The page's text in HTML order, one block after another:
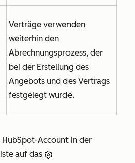
Verträge verwenden
weiterhin den
Abrechnungsprozess, der
bei der Erstellung des
Angebots und des Vertrags
festgelegt wurde.
HubSpot-Account in der
auf das